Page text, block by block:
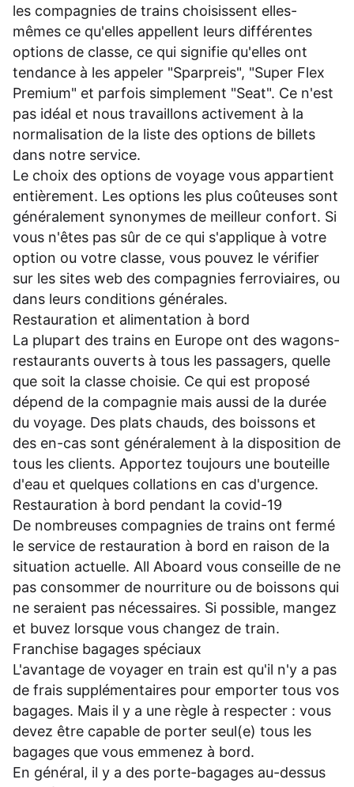
les compagnies de trains choisissent elles-
mêmes ce qu'elles appellent leurs différentes
options de classe, ce qui signifie qu'elles ont
tendance à les appeler "Sparpreis", "Super Flex
Premium" et parfois simplement "Seat". Ce n'est
pas idéal et nous travaillons activement à la
normalisation de la liste des options de billets
dans notre service.
Le choix des options de voyage vous appartient
entièrement. Les options les plus coûteuses sont
généralement synonymes de meilleur confort. Si
vous n'êtes pas sûr de ce qui s'applique à votre
option ou votre classe, vous pouvez le vérifier
sur les sites web des compagnies ferroviaires, ou
dans leurs conditions générales.
Restauration et alimentation à bord
La plupart des trains en Europe ont des wagons-
restaurants ouverts à tous les passagers, quelle
que soit la classe choisie. Ce qui est proposé
dépend de la compagnie mais aussi de la durée
du voyage. Des plats chauds, des boissons et
des en-cas sont généralement à la disposition de
tous les clients. Apportez toujours une bouteille
d'eau et quelques collations en cas d'urgence.
Restauration à bord pendant la covid-19
De nombreuses compagnies de trains ont fermé
le service de restauration à bord en raison de la
situation actuelle. All Aboard vous conseille de ne
pas consommer de nourriture ou de boissons qui
ne seraient pas nécessaires. Si possible, mangez
et buvez lorsque vous changez de train.
Franchise bagages spéciaux
L'avantage de voyager en train est qu'il n'y a pas
de frais supplémentaires pour emporter tous vos
bagages. Mais il y a une règle à respecter : vous
devez être capable de porter seul(e) tous les
bagages que vous emmenez à bord.
En général, il y a des porte-bagages au-dessus